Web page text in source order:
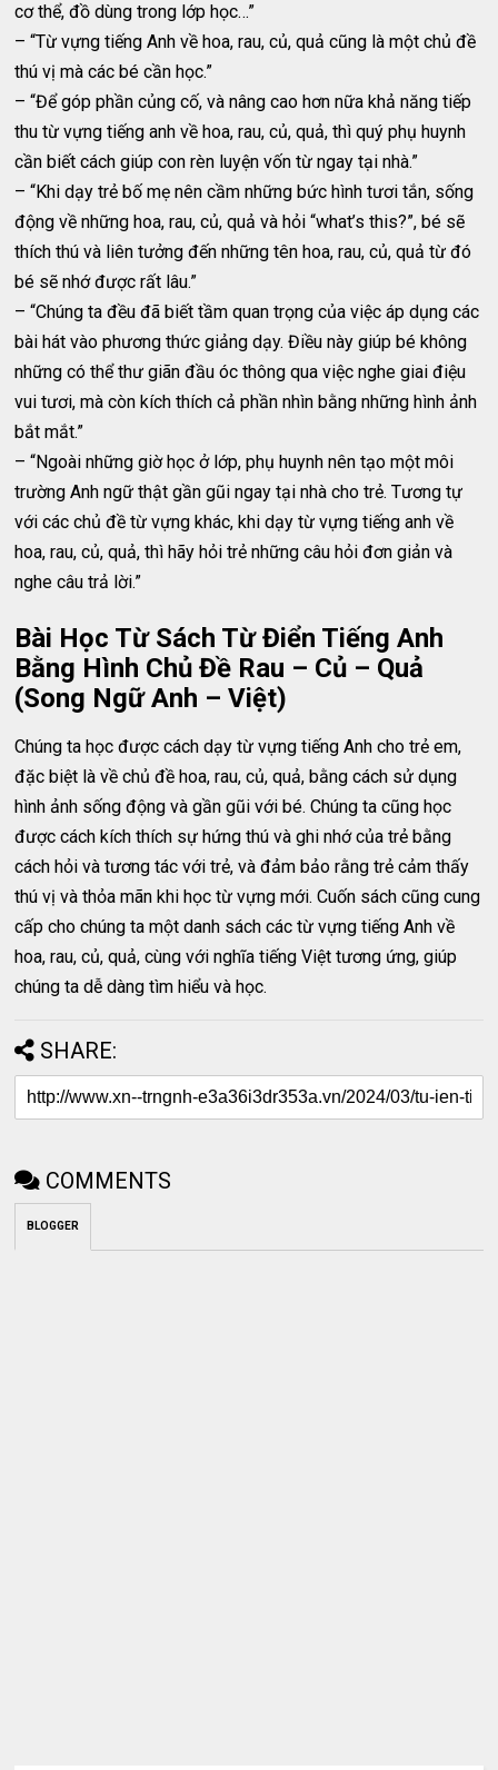
cơ thể, đồ dùng trong lớp học…”
– “Từ vựng tiếng Anh về hoa, rau, củ, quả cũng là một chủ đề
thú vị mà các bé cần học.”
– “Để góp phần củng cố, và nâng cao hơn nữa khả năng tiếp
thu từ vựng tiếng anh về hoa, rau, củ, quả, thì quý phụ huynh
cần biết cách giúp con rèn luyện vốn từ ngay tại nhà.”
– “Khi dạy trẻ bố mẹ nên cầm những bức hình tươi tắn, sống
động về những hoa, rau, củ, quả và hỏi “what’s this?”, bé sẽ
thích thú và liên tưởng đến những tên hoa, rau, củ, quả từ đó
bé sẽ nhớ được rất lâu.”
– “Chúng ta đều đã biết tầm quan trọng của việc áp dụng các
bài hát vào phương thức giảng dạy. Điều này giúp bé không
những có thể thư giãn đầu óc thông qua việc nghe giai điệu
vui tươi, mà còn kích thích cả phần nhìn bằng những hình ảnh
bắt mắt.”
– “Ngoài những giờ học ở lớp, phụ huynh nên tạo một môi
trường Anh ngữ thật gần gũi ngay tại nhà cho trẻ. Tương tự
với các chủ đề từ vựng khác, khi dạy từ vựng tiếng anh về
hoa, rau, củ, quả, thì hãy hỏi trẻ những câu hỏi đơn giản và
nghe câu trả lời.”
Bài Học Từ Sách Từ Điển Tiếng Anh
Bằng Hình Chủ Đề Rau – Củ – Quả
(Song Ngữ Anh – Việt)
Chúng ta học được cách dạy từ vựng tiếng Anh cho trẻ em,
đặc biệt là về chủ đề hoa, rau, củ, quả, bằng cách sử dụng
hình ảnh sống động và gần gũi với bé. Chúng ta cũng học
được cách kích thích sự hứng thú và ghi nhớ của trẻ bằng
cách hỏi và tương tác với trẻ, và đảm bảo rằng trẻ cảm thấy
thú vị và thỏa mãn khi học từ vựng mới. Cuốn sách cũng cung
cấp cho chúng ta một danh sách các từ vựng tiếng Anh về
hoa, rau, củ, quả, cùng với nghĩa tiếng Việt tương ứng, giúp
chúng ta dễ dàng tìm hiểu và học.
SHARE:
COMMENTS
BLOGGER